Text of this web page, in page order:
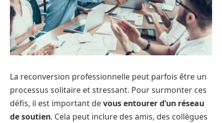
La reconversion professionnelle peut parfois être un
processus solitaire et stressant. Pour surmonter ces
défis, il est important devous entourer d’un réseau
de soutien. Cela peut inclure des amis, des collègues